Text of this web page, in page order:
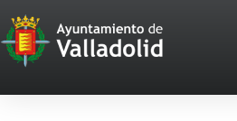
Portal
Web
del